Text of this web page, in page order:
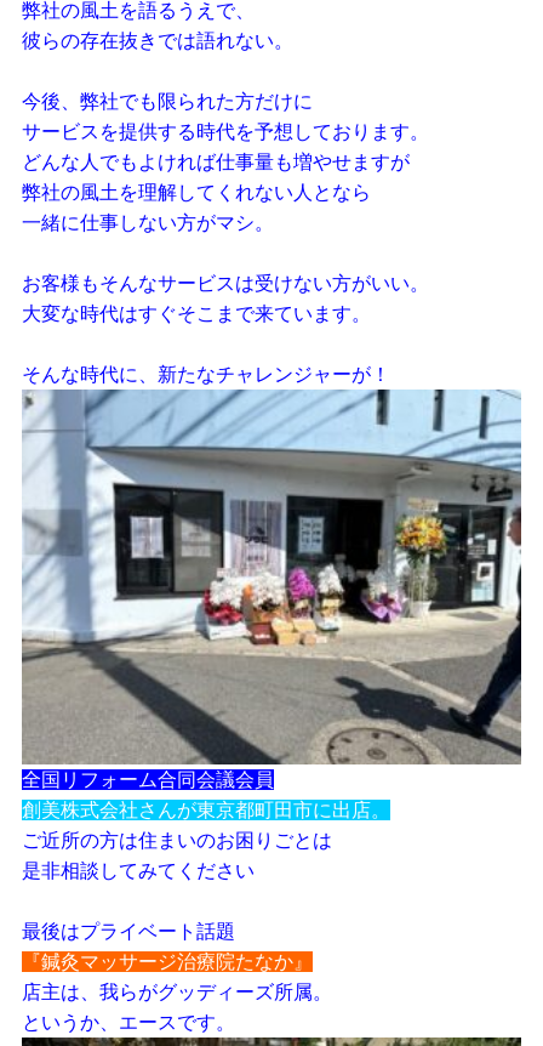
弊社の風土を語るうえで、
彼らの存在抜きでは語れない。
今後、弊社でも限られた方だけに
サービスを提供する時代を予想しております。
どんな人でもよければ仕事量も増やせますが
弊社の風土を理解してくれない人となら
一緒に仕事しない方がマシ。
お客様もそんなサービスは受けない方がいい。
大変な時代はすぐそこまで来ています。
そんな時代に、新たなチャレンジャーが！
全国リフォーム合同会議会員
創美株式会社さんが東京都町田市に出店。
ご近所の方は住まいのお困りごとは
是非相談してみてください
最後はプライベート話題
『鍼灸マッサージ治療院たなか』
店主は、我らがグッディーズ所属。
というか、エースです。